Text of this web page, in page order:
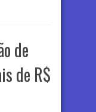
de
de R$